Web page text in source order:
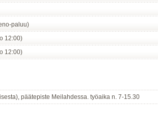
paluu)
12:00)
12:00)
päätepiste Meilahdessa. työaika n. 7-15.30